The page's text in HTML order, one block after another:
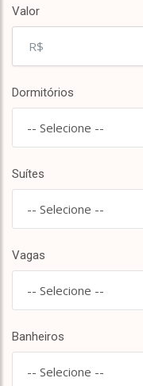
Valor
Dormitórios
-- Selecione --
Suítes
-- Selecione --
Vagas
-- Selecione --
Banheiros
-- Selecione --